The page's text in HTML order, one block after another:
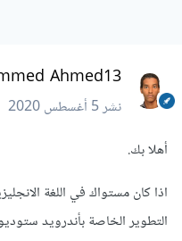
Ahmed13
نشر5 أغسطس 2020
أهلا بك.
اذا كان مستواك في اللغة
التطوير الخاصة بأندرويد